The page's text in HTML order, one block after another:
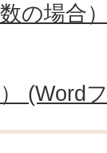
の場合
(Word